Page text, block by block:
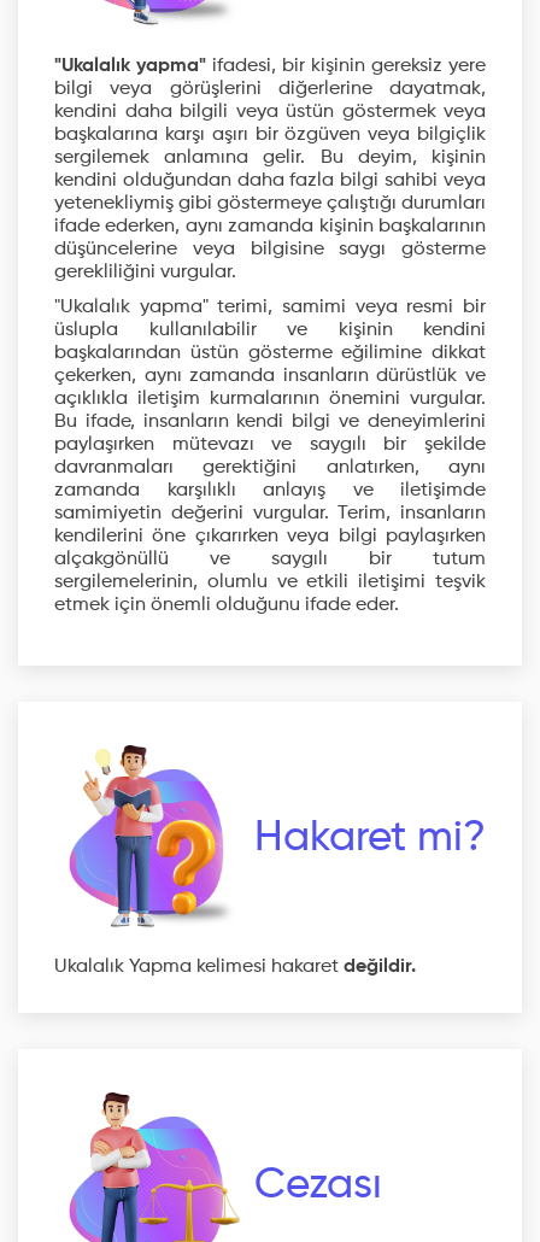
"Ukalalık yapma" ifadesi, bir kişinin gereksiz yere
bilgi veya görüşlerini diğerlerine dayatmak,
kendini daha bilgili veya üstün göstermek veya
başkalarına karşı aşırı bir özgüven veya bilgiçlik
sergilemek anlamına gelir. Bu deyim, kişinin
kendini olduğundan daha fazla bilgi sahibi veya
yetenekliymiş gibi göstermeye çalıştığı durumları
ifade ederken, aynı zamanda kişinin başkalarının
düşüncelerine veya bilgisine saygı gösterme
gerekliliğini vurgular.
"Ukalalık yapma" terimi, samimi veya resmi bir
üslupla kullanılabilir ve kişinin kendini
başkalarından üstün gösterme eğilimine dikkat
çekerken, aynı zamanda insanların dürüstlük ve
açıklıkla iletişim kurmalarının önemini vurgular.
Bu ifade, insanların kendi bilgi ve deneyimlerini
paylaşırken mütevazı ve saygılı bir şekilde
davranmaları gerektiğini anlatırken, aynı
zamanda karşılıklı anlayış ve iletişimde
samimiyetin değerini vurgular. Terim, insanların
kendilerini öne çıkarırken veya bilgi paylaşırken
alçakgönüllü ve saygılı bir tutum
sergilemelerinin, olumlu ve etkili iletişimi teşvik
etmek için önemli olduğunu ifade eder.
Hakaret mi?
Ukalalık Yapma kelimesi hakaret değildir.
Cezası